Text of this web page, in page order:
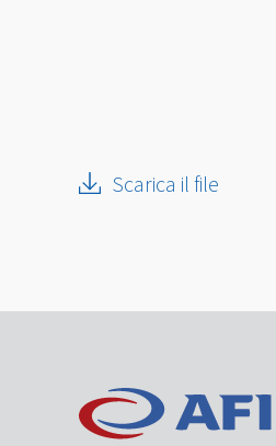
Scarica il file